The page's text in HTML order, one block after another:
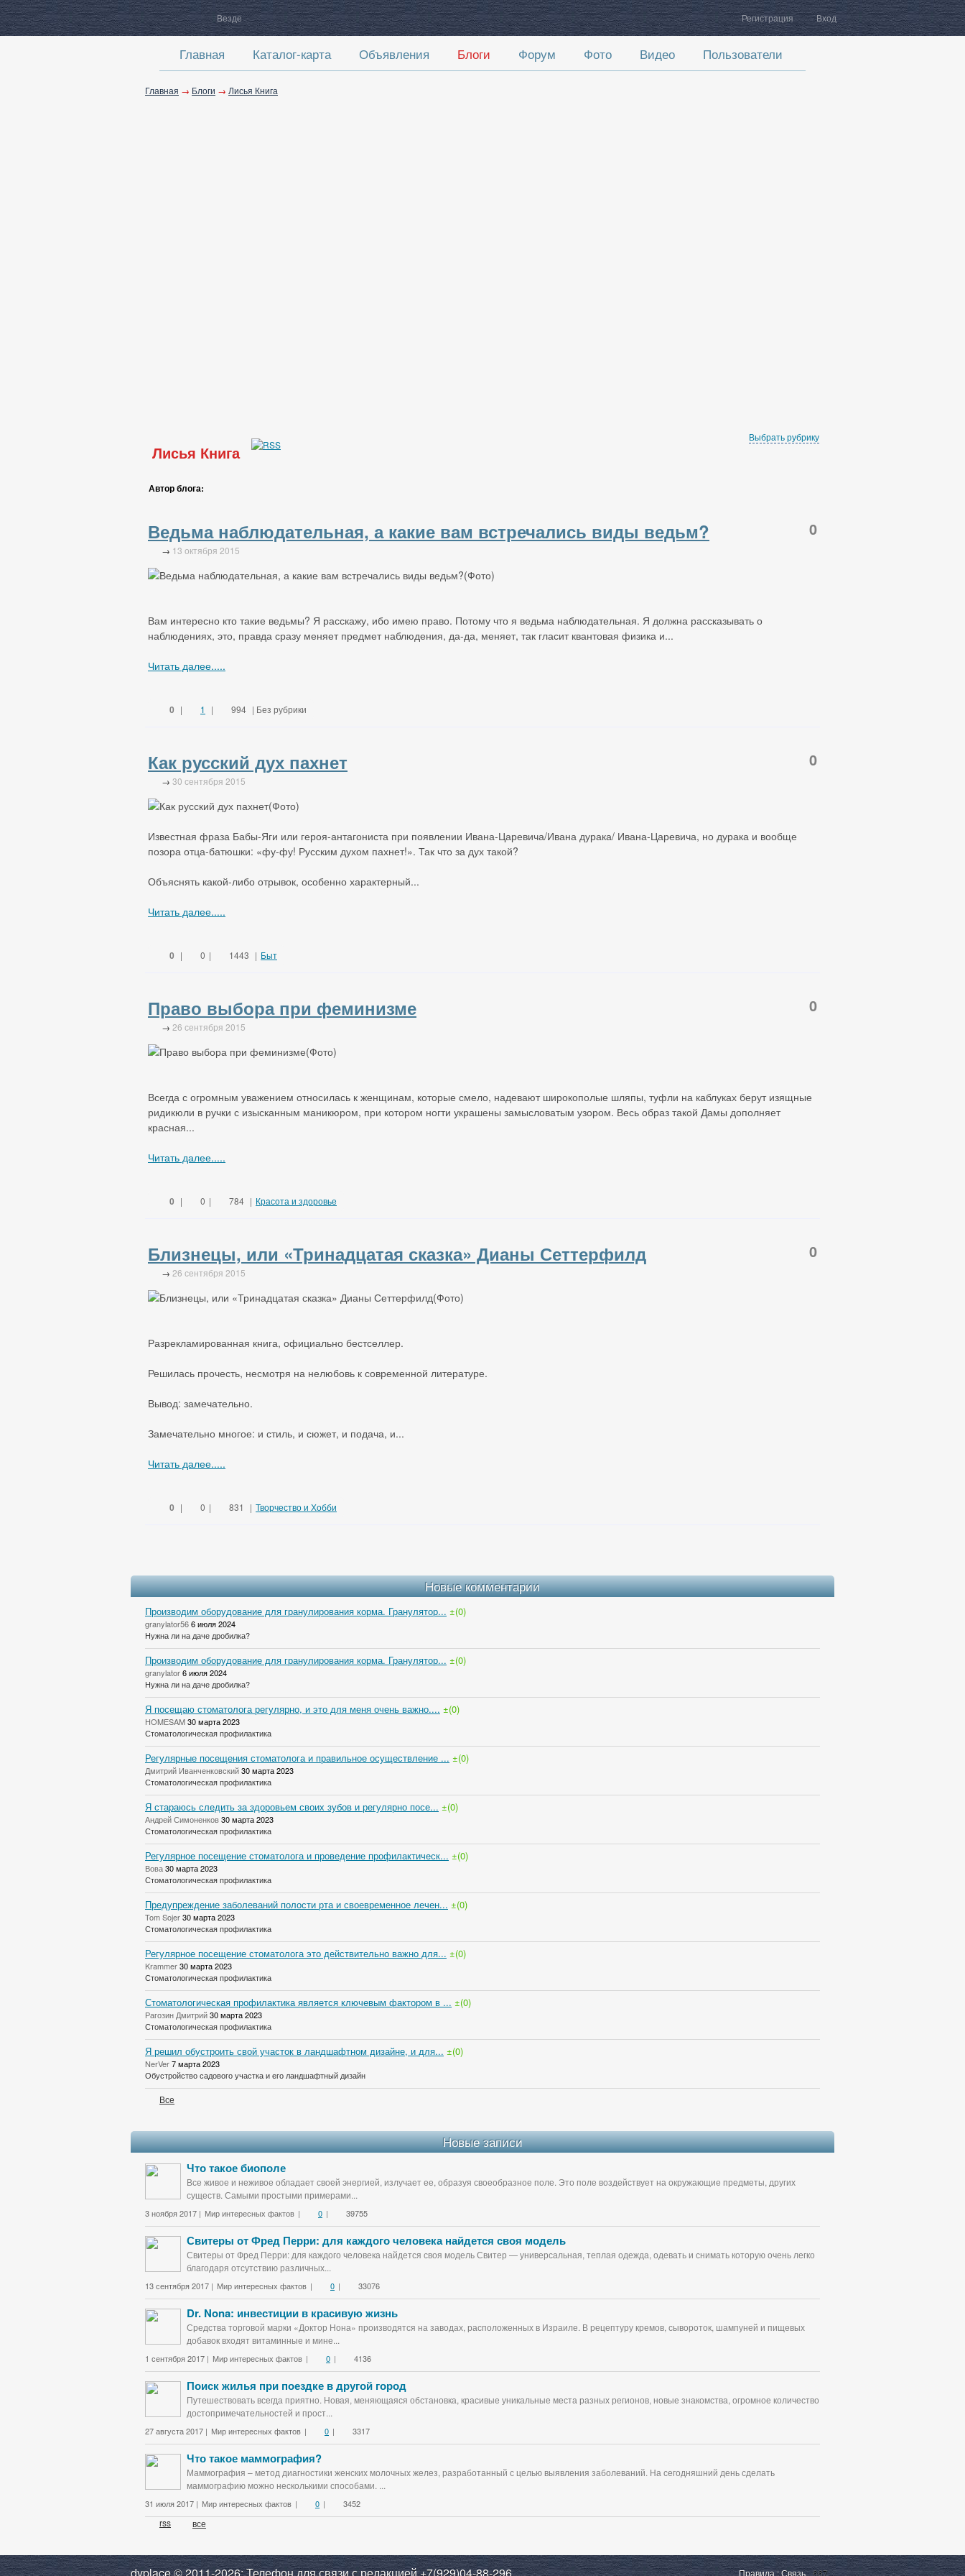
Везде Регистрация Вход
Главная Каталог-карта Объявления Блоги Форум Фото Видео Пользователи
Главная → Блоги → Лисья Книга
Выбрать рубрику
Лисья Книга
Автор блога:
Ведьма наблюдательная, а какие вам встречались виды ведьм? 0
→ 13 октября 2015
Вам интересно кто такие ведьмы? Я расскажу, ибо имею право. Потому что я ведьма наблюдательная. Я должна рассказывать о
наблюдениях, это, правда сразу меняет предмет наблюдения, да-да, меняет, так гласит квантовая физика и...
Читать далее.....
0 | 1 | 994 | Без рубрики
Как русский дух пахнет 0
→ 30 сентября 2015
Известная фраза Бабы-Яги или героя-антагониста при появлении Ивана-Царевича/Ивана дурака/ Ивана-Царевича, но дурака и вообще
позора отца-батюшки: «фу-фу! Русским духом пахнет!». Так что за дух такой?
Объяснять какой-либо отрывок, особенно характерный...
Читать далее.....
0 | 0 | 1443 | Быт
Право выбора при феминизме 0
→ 26 сентября 2015
Всегда с огромным уважением относилась к женщинам, которые смело, надевают широкополые шляпы, туфли на каблуках берут изящные
ридикюли в ручки с изысканным маникюром, при котором ногти украшены замысловатым узором. Весь образ такой Дамы дополняет
красная...
Читать далее.....
0 | 0 | 784 | Красота и здоровье
Близнецы, или «Тринадцатая сказка» Дианы Сеттерфилд 0
→ 26 сентября 2015
Разрекламированная книга, официально бестселлер.
Решилась прочесть, несмотря на нелюбовь к современной литературе.
Вывод: замечательно.
Замечательно многое: и стиль, и сюжет, и подача, и...
Читать далее.....
0 | 0 | 831 | Творчество и Хобби
Новые комментарии
Производим оборудование для гранулирования корма. Гранулятор... ±(0)
granylator566 июля 2024
Нужна ли на даче дробилка?
Производим оборудование для гранулирования корма. Гранулятор... ±(0)
granylator6 июля 2024
Нужна ли на даче дробилка?
Я посещаю стоматолога регулярно, и это для меня очень важно.... ±(0)
HOMESAM30 марта 2023
Стоматологическая профилактика
Регулярные посещения стоматолога и правильное осуществление ... ±(0)
Дмитрий Иванченковский30 марта 2023
Стоматологическая профилактика
Я стараюсь следить за здоровьем своих зубов и регулярно посе... ±(0)
Андрей Симоненков30 марта 2023
Стоматологическая профилактика
Регулярное посещение стоматолога и проведение профилактическ... ±(0)
Вова30 марта 2023
Стоматологическая профилактика
Предупреждение заболеваний полости рта и своевременное лечен... ±(0)
Tom Sojer30 марта 2023
Стоматологическая профилактика
Регулярное посещение стоматолога это действительно важно для... ±(0)
Krammer30 марта 2023
Стоматологическая профилактика
Стоматологическая профилактика является ключевым фактором в ... ±(0)
Рагозин Дмитрий30 марта 2023
Стоматологическая профилактика
Я решил обустроить свой участок в ландшафтном дизайне, и для... ±(0)
NerVer7 марта 2023
Обустройство садового участка и его ландшафтный дизайн
Все
Новые записи
Что такое биополе
Все живое и неживое обладает своей энергией, излучает ее, образуя своеобразное поле. Это поле воздействует на окружающие предметы, других
существ. Самыми простыми примерами...
3 ноября 2017 | Мир интересных фактов | 0 | 39755
Свитеры от Фред Перри: для каждого человека найдется своя модель
Свитеры от Фред Перри: для каждого человека найдется своя модель Свитер — универсальная, теплая одежда, одевать и снимать которую очень легко
благодаря отсутствию различных...
13 сентября 2017 | Мир интересных фактов | 0 | 33076
Dr. Nona: инвестиции в красивую жизнь
Средства торговой марки «Доктор Нона» производятся на заводах, расположенных в Израиле. В рецептуру кремов, сывороток, шампуней и пищевых
добавок входят витаминные и мине...
1 сентября 2017 | Мир интересных фактов | 0 | 4136
Поиск жилья при поездке в другой город
Путешествовать всегда приятно. Новая, меняющаяся обстановка, красивые уникальные места разных регионов, новые знакомства, огромное количество
достопримечательностей и прост...
27 августа 2017 | Мир интересных фактов | 0 | 3317
Что такое маммография?
Маммография – метод диагностики женских молочных желез, разработанный с целью выявления заболеваний. На сегодняшний день сделать
маммографию можно несколькими способами. ...
31 июля 2017 | Мир интересных фактов | 0 | 3452
rss все
Правила:Связь 667